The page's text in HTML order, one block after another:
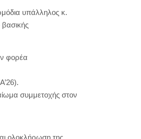
υπάλληλος κ.
βασικής
φορέα
συμμετοχής στον
ολοκλήρωση της